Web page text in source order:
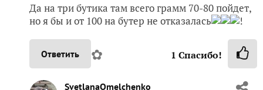
Да на три бутика там всего грамм 70-80 пойдет,
но я бы и от 100 на бутер не отказалась
!
Ответить ✿ 1 Спасибо!
SvetlanaOmelchenko